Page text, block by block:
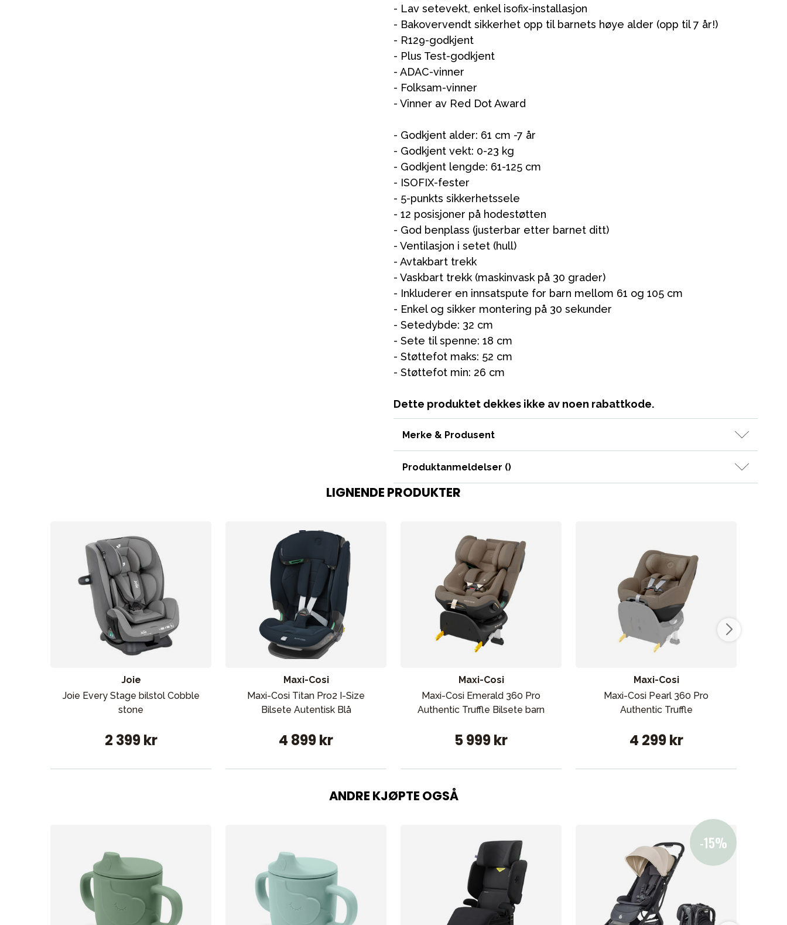
- Lav setevekt, enkel isofix-installasjon
- Bakovervendt sikkerhet opp til barnets høye alder (opp til 7 år!)
- R129-godkjent
- Plus Test-godkjent
- ADAC-vinner
- Folksam-vinner
- Vinner av Red Dot Award
- Godkjent alder: 61 cm -7 år
- Godkjent vekt: 0-23 kg
- Godkjent lengde: 61-125 cm
- ISOFIX-fester
- 5-punkts sikkerhetssele
- 12 posisjoner på hodestøtten
- God benplass (justerbar etter barnet ditt)
- Ventilasjon i setet (hull)
- Avtakbart trekk
- Vaskbart trekk (maskinvask på 30 grader)
- Inkluderer en innsatspute for barn mellom 61 og 105 cm
- Enkel og sikker montering på 30 sekunder
- Setedybde: 32 cm
- Sete til spenne: 18 cm
- Støttefot maks: 52 cm
- Støttefot min: 26 cm
Dette produktet dekkes ikke av noen rabattkode.
Merke & Produsent
Produktanmeldelser ()
LIGNENDE PRODUKTER
Joie
Joie Every Stage bilstol Cobble
stone
2 399 kr
Maxi-Cosi
Maxi-Cosi Titan Pro2 I-Size
Bilsete Autentisk Blå
4 899 kr
Maxi-Cosi
Maxi-Cosi Emerald 360 Pro
Authentic Truffle Bilsete barn
5 999 kr
Maxi-Cosi
Maxi-Cosi Pearl 360 Pro
Authentic Truffle
4 299 kr
ANDRE KJØPTE OGSÅ
VÅRT SORTIMENT
Mamma & Pappa
Møbler & seng
Tilbehør
Veiledning Kontakt oss på